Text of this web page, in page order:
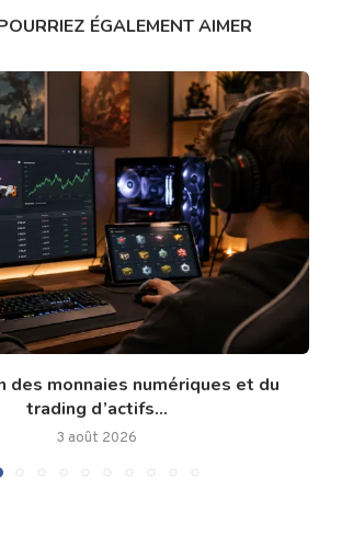
ÉGALEMENT AIMER
des monnaies numériques et du
trading d’actifs...
3 août 2026